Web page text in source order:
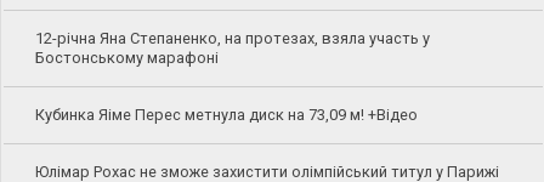
12-річна Яна Степаненко, на протезах, взяла участь у
Бостонському марафоні
Кубинка Яіме Перес метнула диск на 73,09 м! +Відео
Юлімар Рохас не зможе захистити олімпійський титул у Парижі